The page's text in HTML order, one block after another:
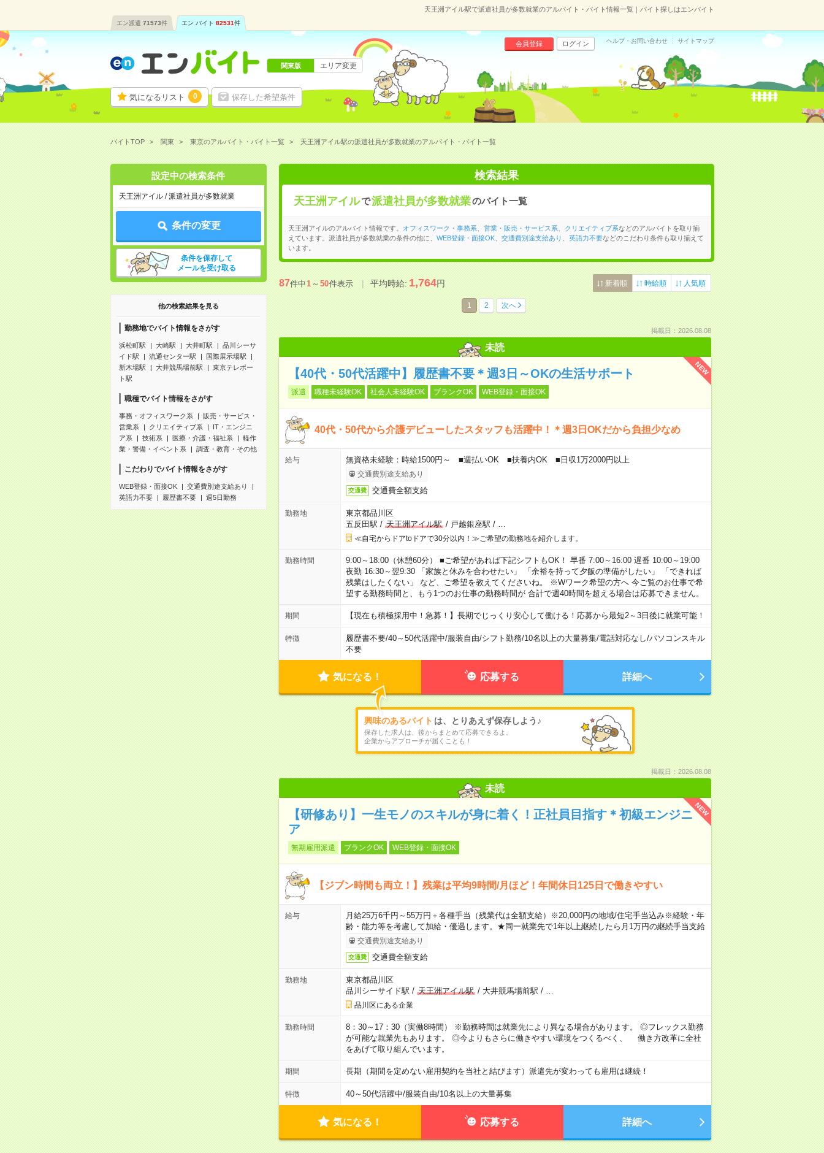
天王洲アイル駅で派遣社員が多数就業のアルバイト・バイト情報一覧｜バイト探しはエンバイト
エン派遣 71573件 エン バイト 82531件
気になるリスト 0 保存した希望条件
会員登録 ログイン ヘルプ・お問い合わせ サイトマップ
関東版 エリア変更
バイトTOP 関東 東京のアルバイト・バイト一覧 天王洲アイル駅の派遣社員が多数就業のアルバイト・バイト一覧
設定中の検索条件
天王洲アイル / 派遣社員が多数就業
条件の変更
条件を保存して
メールを受け取る
他の検索結果を見る
勤務地でバイト情報をさがす
浜松町駅 大崎駅 大井町駅
品川シーサ
イド駅
流通センター駅
国際展示場駅
新木場駅
大井競馬場前駅
東京テレポー
ト駅
職種でバイト情報をさがす
事務・オフィスワーク系
販売・サービス・
営業系
クリエイティブ系
IT・エンジニ
ア系
技術系 医療・介護・福祉系
軽作
業・警備・イベント系
調査・教育・その他
こだわりでバイト情報をさがす
WEB登録・面接OK
交通費別途支給あり
英語力不要
履歴書不要 週5日勤務
検索結果
天王洲アイルで派遣社員が多数就業のバイト一覧
天王洲アイルのアルバイト情報です。 オフィスワーク・事務系 営業・販売・サービス系 クリエイティブ系などのアルバイトを取り揃
えています。派遣社員が多数就業の条件の他に、 WEB登録・面接OK、 交通費別途支給あり 英語力不要などのこだわり条件も取り揃えて
います。
87件中1～50件表示 平均時給:1,764円 新着順 時給順 人気順
1 2 次へ
掲載日：2026.08.08
未読
NEW
【40代・50代活躍中】履歴書不要＊週3日～OKの生活サポート
派遣 職種未経験OK 社会人未経験OK ブランクOK WEB登録・面接OK
40代・50代から介護デビューしたスタッフも活躍中！＊週3日OKだから負担少なめ
給与 無資格未経験：時給1500円～ ■週払いOK ■扶養内OK ■日収1万2000円以上
交通費別途支給あり
交通費 交通費全額支給
勤務地
東京都品川区
五反田駅 / 天王洲アイル駅/ 戸越銀座駅 /
≪自宅からドアtoドアで30分以内！≫ご希望の勤務地を紹介します。
勤務時間
9:00～18:00（休憩60分） ■ご希望があれば下記シフトもOK！ 早番 7:00～16:00 遅番 10:00～19:00
夜勤 16:30～翌9:30 「家族と休みを合わせたい」 「余裕を持って夕飯の準備がしたい」 「できれば
残業はしたくない」 など、ご希望を教えてくださいね。 ※Wワーク希望の方へ 今ご覧のお仕事で希
望する勤務時間と、もう1つのお仕事の勤務時間が 合計で週40時間を超える場合は応募できません。
期間 【現在も積極採用中！急募！】長期でじっくり安心して働ける！応募から最短2～3日後に就業可能！
特徴 履歴書不要/40～50代活躍中/服装自由/シフト勤務/10名以上の大量募集/電話対応なし/パソコンスキル
不要
気になる！ 応募する 詳細へ
興味のあるバイト は、とりあえず保存しよう♪
保存した求人は、後からまとめて応募できるよ。
企業からアプローチが届くことも！
掲載日：2026.08.08
未読
NEW
【研修あり】一生モノのスキルが身に着く！正社員目指す＊初級エンジニ
ア
無期雇用派遣 ブランクOK WEB登録・面接OK
【ジブン時間も両立！】残業は平均9時間/月ほど！年間休日125日で働きやすい
給与
月給25万6千円～55万円＋各種手当（残業代は全額支給）※20,000円の地域/住宅手当込み※経験・年
齢・能力等を考慮して加給・優遇します。★同一就業先で1年以上継続したら月1万円の継続手当支給
交通費別途支給あり
交通費 交通費全額支給
勤務地
東京都品川区
品川シーサイド駅 / 天王洲アイル駅/ 大井競馬場前駅 /
品川区にある企業
勤務時間
8：30～17：30（実働8時間） ※勤務時間は就業先により異なる場合があります。 ◎フレックス勤務
が可能な就業先もあります。 ◎今よりもさらに働きやすい環境をつくるべく、 働き方改革に全社
をあげて取り組んでいます。
期間 長期（期間を定めない雇用契約を当社と結びます）派遣先が変わっても雇用は継続！
特徴 40～50代活躍中/服装自由/10名以上の大量募集
気になる！ 応募する 詳細へ